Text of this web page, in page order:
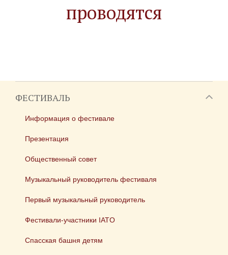
проводятся
ФЕСТИВАЛЬ
Информация о фестивале
Презентация
Общественный совет
Музыкальный руководитель фестиваля
Первый музыкальный руководитель
Фестивали-участники IATO
Спасская башня детям